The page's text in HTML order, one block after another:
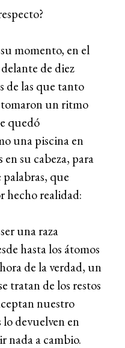
momento, en el
de diez
de las que tanto
tomaron un ritmo
quedó
una piscina en
su cabeza, para
que
hecho realidad:
una raza
hasta los átomos
de la verdad, un
tratan de los restos
nuestro
devuelven en
nada a cambio.